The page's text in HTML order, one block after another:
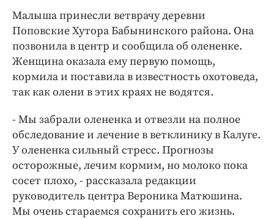
Малыша принесли ветврачу деревни
Поповские Хутора Бабынинского района. Она
позвонила в центр и сообщила об олененке.
Женщина оказала ему первую помощь,
кормила и поставила в известность охотоведа,
так как олени в этих краях не водятся.
- Мы забрали олененка и отвезли на полное
обследование и лечение в ветклинику в Калуге.
У олененка сильный стресс. Прогнозы
осторожные, лечим кормим, но молоко пока
сосет плохо, - рассказала редакции
руководитель центра Вероника Матюшина.
Мы очень стараемся сохранить его жизнь.